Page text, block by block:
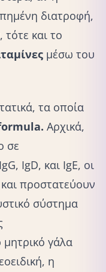
διατροφή,
και το
μέσω του
τα οποία
Αρχικά,
σε
IgD, και IgE, οι
προστατεύουν
σύστημα
μητρικό γάλα
η